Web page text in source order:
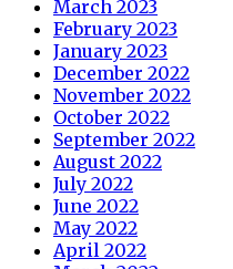
March 2023
February 2023
January 2023
December 2022
November 2022
October 2022
September 2022
August 2022
July 2022
June 2022
May 2022
April 2022